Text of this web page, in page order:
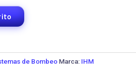
de Bombeo Marca: IHM